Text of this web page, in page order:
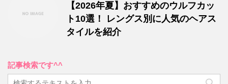
【2026年夏】おすすめのウルフカッ
ト10選！ レングス別に人気のヘアス
タイルを紹介
記事検索です^^